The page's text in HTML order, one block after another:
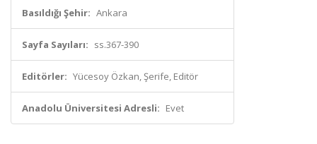
Basıldığı Şehir: Ankara
Sayfa Sayıları: ss.367-390
Editörler: Yücesoy Özkan, Şerife, Editör
Anadolu Üniversitesi Adresli: Evet